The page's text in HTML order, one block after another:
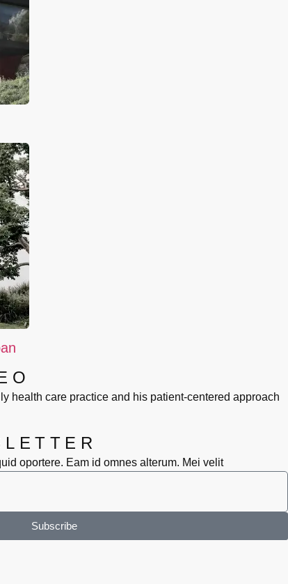
health care practice and his patient-centered approach
oportere. Eam id omnes alterum. Mei velit
Subscribe